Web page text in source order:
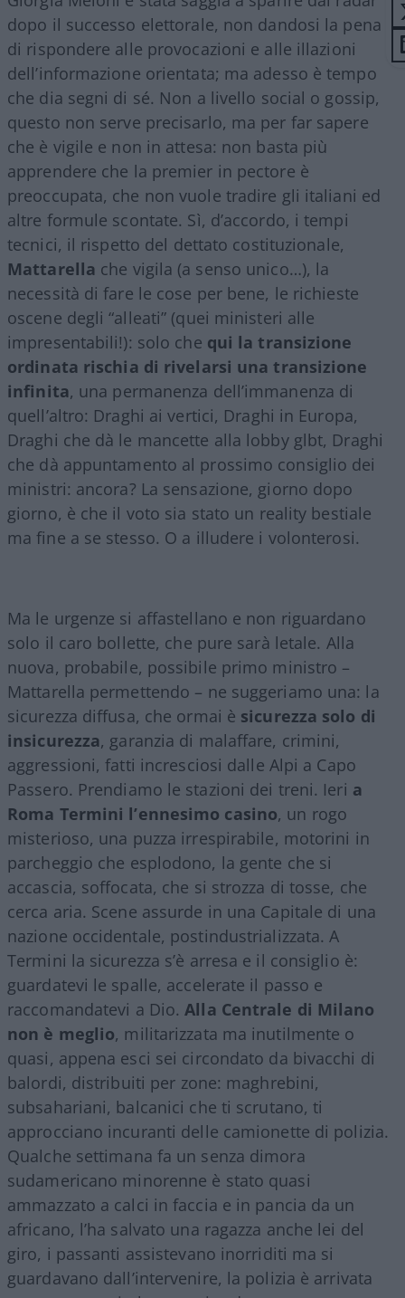
dopo il successo elettorale, non dandosi la pena
di rispondere alle provocazioni e alle illazioni
dell’informazione orientata; ma adesso è tempo
che dia segni di sé. Non a livello social o gossip,
questo non serve precisarlo, ma per far sapere
che è vigile e non in attesa: non basta più
apprendere che la premier in pectore è
preoccupata, che non vuole tradire gli italiani ed
altre formule scontate. Sì, d’accordo, i tempi
tecnici, il rispetto del dettato costituzionale,
Mattarella che vigila (a senso unico…), la
necessità di fare le cose per bene, le richieste
oscene degli “alleati” (quei ministeri alle
impresentabili!): solo che qui la transizione
ordinata rischia di rivelarsi una transizione
infinita, una permanenza dell’immanenza di
quell’altro: Draghi ai vertici, Draghi in Europa,
Draghi che dà le mancette alla lobby glbt, Draghi
che dà appuntamento al prossimo consiglio dei
ministri: ancora? La sensazione, giorno dopo
giorno, è che il voto sia stato un reality bestiale
ma fine a se stesso. O a illudere i volonterosi.
Ma le urgenze si affastellano e non riguardano
solo il caro bollette, che pure sarà letale. Alla
nuova, probabile, possibile primo ministro –
Mattarella permettendo – ne suggeriamo una: la
sicurezza diffusa, che ormai è sicurezza solo di
insicurezza, garanzia di malaffare, crimini,
aggressioni, fatti incresciosi dalle Alpi a Capo
Passero. Prendiamo le stazioni dei treni. Ieri a
Roma Termini l’ennesimo casino, un rogo
misterioso, una puzza irrespirabile, motorini in
parcheggio che esplodono, la gente che si
accascia, soffocata, che si strozza di tosse, che
cerca aria. Scene assurde in una Capitale di una
nazione occidentale, postindustrializzata. A
Termini la sicurezza s’è arresa e il consiglio è:
guardatevi le spalle, accelerate il passo e
raccomandatevi a Dio.Alla Centrale di Milano
non è meglio, militarizzata ma inutilmente o
quasi, appena esci sei circondato da bivacchi di
balordi, distribuiti per zone: maghrebini,
subsahariani, balcanici che ti scrutano, ti
approcciano incuranti delle camionette di polizia.
Qualche settimana fa un senza dimora
sudamericano minorenne è stato quasi
ammazzato a calci in faccia e in pancia da un
africano, l’ha salvato una ragazza anche lei del
giro, i passanti assistevano inorriditi ma si
guardavano dall’intervenire, la polizia è arrivata